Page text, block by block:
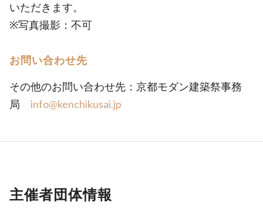
いただきます。
※写真撮影：不可
お問い合わせ先
その他のお問い合わせ先：京都モダン建築祭事務
局 info@kenchikusai.jp
主催者団体情報